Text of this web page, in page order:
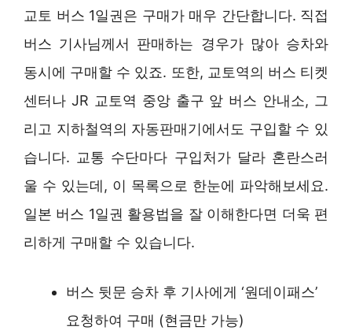
교토 버스 1일권은 구매가 매우 간단합니다. 직접
버스 기사님께서 판매하는 경우가 많아 승차와
동시에 구매할 수 있죠. 또한, 교토역의 버스 티켓
센터나 JR 교토역 중앙 출구 앞 버스 안내소, 그
리고 지하철역의 자동판매기에서도 구입할 수 있
습니다. 교통 수단마다 구입처가 달라 혼란스러
울 수 있는데, 이 목록으로 한눈에 파악해보세요.
일본 버스 1일권 활용법을 잘 이해한다면 더욱 편
리하게 구매할 수 있습니다.
버스 뒷문 승차 후 기사에게 ‘원데이패스’
요청하여 구매 (현금만 가능)